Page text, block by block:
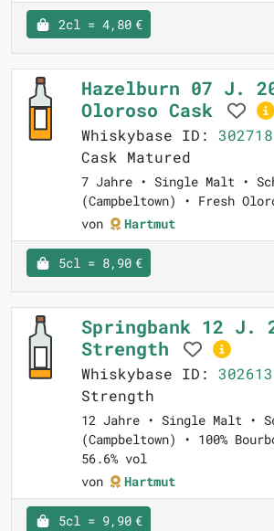
2cl = 4,80 €
Hazelburn 07 J.
Oloroso Cask
Whiskybase ID: 302718
Cask Matured
7 Jahre • Single Malt •
(Campbeltown) • Fresh
von
Hartmut
5cl = 8,90 €
Springbank 12 J.
Strength
Whiskybase ID: 302613
Strength
12 Jahre • Single Malt •
(Campbeltown) • 100%
56.6% vol
von
Hartmut
5cl = 9,90 €